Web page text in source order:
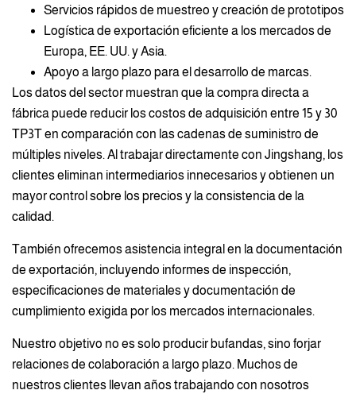
Servicios rápidos de muestreo y creación de prototipos
Logística de exportación eficiente a los mercados de
Europa, EE. UU. y Asia.
Apoyo a largo plazo para el desarrollo de marcas.
Los datos del sector muestran que la compra directa a
fábrica puede reducir los costos de adquisición entre 15 y 30
TP3T en comparación con las cadenas de suministro de
múltiples niveles. Al trabajar directamente con Jingshang, los
clientes eliminan intermediarios innecesarios y obtienen un
mayor control sobre los precios y la consistencia de la
calidad.
También ofrecemos asistencia integral en la documentación
de exportación, incluyendo informes de inspección,
especificaciones de materiales y documentación de
cumplimiento exigida por los mercados internacionales.
Nuestro objetivo no es solo producir bufandas, sino forjar
relaciones de colaboración a largo plazo. Muchos de
nuestros clientes llevan años trabajando con nosotros